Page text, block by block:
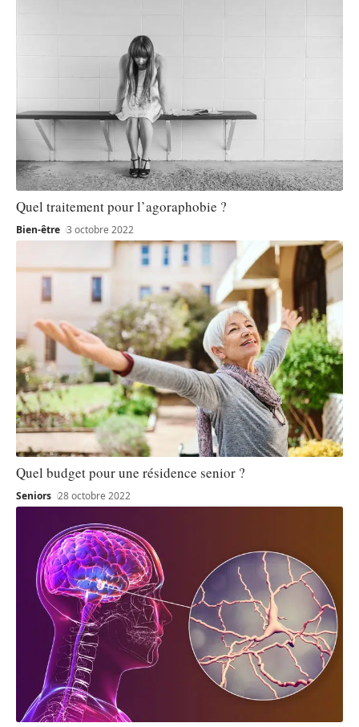
Quel traitement pour l’agoraphobie ?
Bien-être 3 octobre 2022
Quel budget pour une résidence senior ?
Seniors 28 octobre 2022